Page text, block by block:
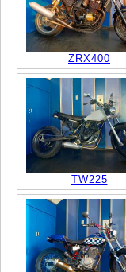
ZRX400
TW225